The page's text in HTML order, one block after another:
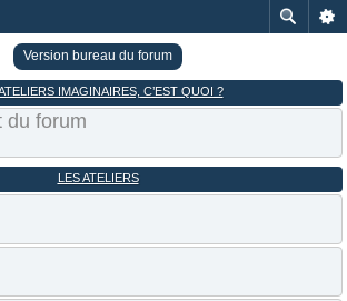
Version bureau du forum
IMAGINAIRES, C’EST QUOI ?
du forum
LES ATELIERS